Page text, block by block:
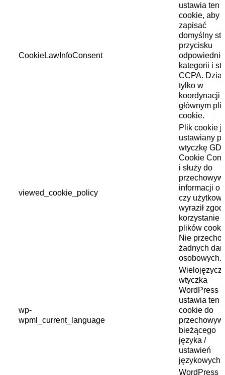
CookieLawInfoConsent
ustawia ten
cookie, aby
zapisać
domyślny
przycisku
kategorii i
CCPA.
tylko w
koordynacji
głównym
cookie.
viewed_cookie_policy
Plik cookie
ustawiany
wtyczkę
Cookie
i służy do
informacji o
czy
wyraził
korzystanie z
plików
Nie
żadnych
osobowych.
wp-
wpml_current_language
wtyczka
WordPress
ustawia ten
cookie do
bieżącego
języka /
ustawień
językowych.
WordPress